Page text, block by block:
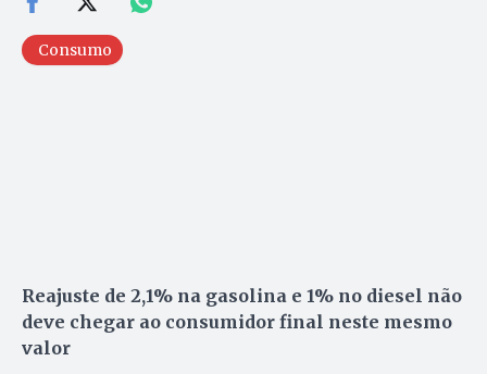
Consumo
Reajuste de 2,1% na gasolina e 1% no diesel não
deve chegar ao consumidor final neste mesmo
valor